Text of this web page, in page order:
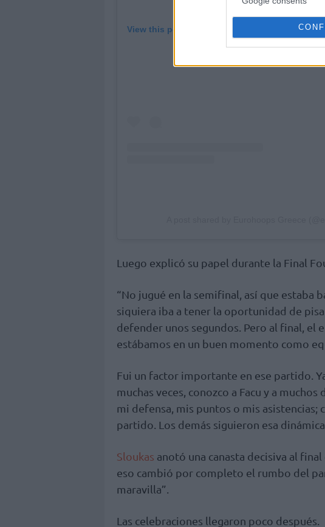
View this post on Instagram
Luego explicó su papel durante la Final
“No jugué en la semifinal, así que estaba
siquiera iba a tener la oportunidad de
defender unos segundos. Pero al final,
estábamos en un buen momento como
Fui un factor importante en ese partido.
muchas veces, conozco a Facu y a
mi defensa, mis puntos o mis asistencias;
partido. Los demás siguieron esa
Sloukas anotó una canasta decisiva al
eso cambió por completo el rumbo del
maravilla”.
Las celebraciones llegaron poco después.